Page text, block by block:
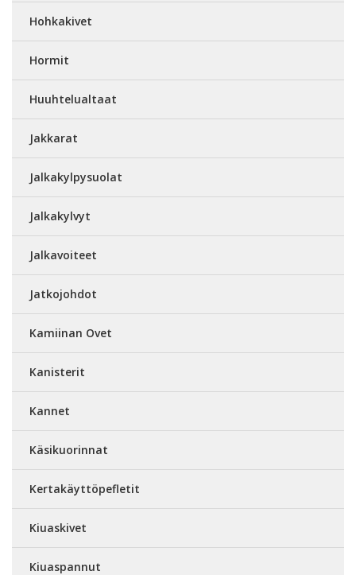
Hohkakivet
Hormit
Huuhtelualtaat
Jakkarat
Jalkakylpysuolat
Jalkakylvyt
Jalkavoiteet
Jatkojohdot
Kamiinan Ovet
Kanisterit
Kannet
Käsikuorinnat
Kertakäyttöpefletit
Kiuaskivet
Kiuaspannut